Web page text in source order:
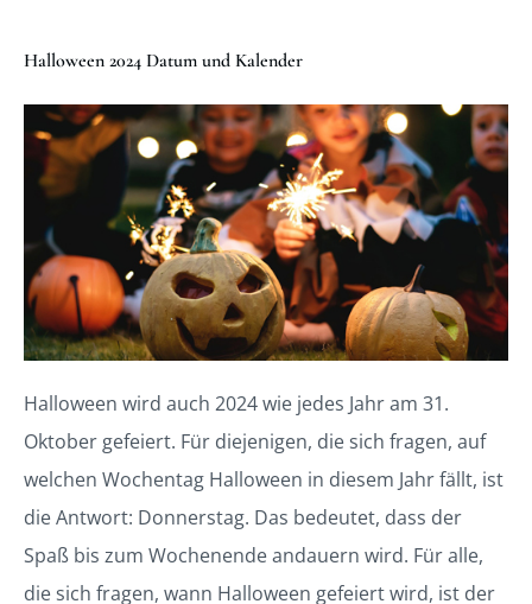
Halloween 2024 Datum und Kalender
Halloween wird auch 2024 wie jedes Jahr am 31.
Oktober gefeiert. Für diejenigen, die sich fragen, auf
welchen Wochentag Halloween in diesem Jahr fällt, ist
die Antwort: Donnerstag. Das bedeutet, dass der
Spaß bis zum Wochenende andauern wird. Für alle,
die sich fragen, wann Halloween gefeiert wird, ist der